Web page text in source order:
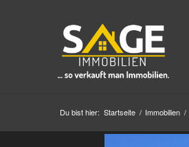
Du bist hier: Startseite / Immobilien /